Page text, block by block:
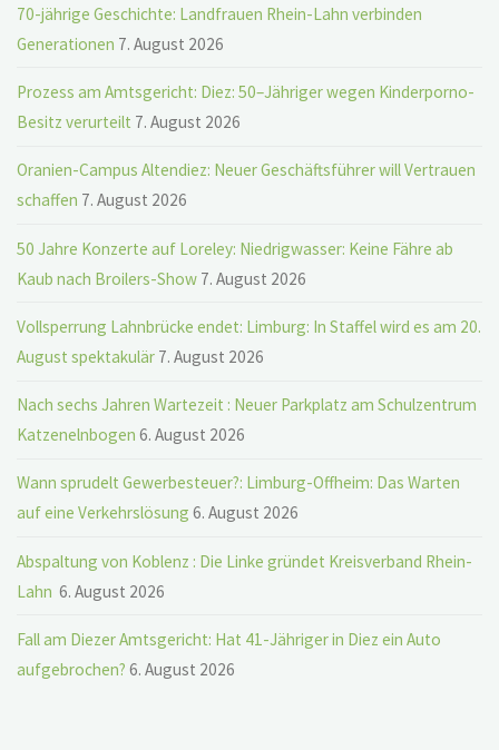
70-jährige Geschichte: Landfrauen Rhein-Lahn verbinden
Generationen 7. August 2026
Prozess am Amtsgericht: Diez: 50–Jähriger wegen Kinderporno-
Besitz verurteilt 7. August 2026
Oranien-Campus Altendiez: Neuer Geschäftsführer will Vertrauen
schaffen 7. August 2026
50 Jahre Konzerte auf Loreley: Niedrigwasser: Keine Fähre ab
Kaub nach Broilers-Show 7. August 2026
Vollsperrung Lahnbrücke endet: Limburg: In Staffel wird es am 20.
August spektakulär 7. August 2026
Nach sechs Jahren Wartezeit : Neuer Parkplatz am Schulzentrum
Katzenelnbogen 6. August 2026
Wann sprudelt Gewerbesteuer?: Limburg-Offheim: Das Warten
auf eine Verkehrslösung 6. August 2026
Abspaltung von Koblenz : Die Linke gründet Kreisverband Rhein-
Lahn 6. August 2026
Fall am Diezer Amtsgericht: Hat 41-Jähriger in Diez ein Auto
aufgebrochen? 6. August 2026